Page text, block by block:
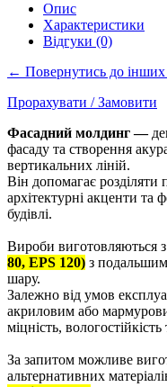
Опис
Характеристики
Відгуки (0)
← Повернутись до інших
Прорахувати / Замовити
Фасадний молдинг —
фасаду та створення
вертикальних ліній.
Він допомагає
архітектурні акценти та
будівлі.
Вироби виготовляються
80, EPS 120) з
шару.
Залежно від умов
акриловим або
міцність,
За запитом можливе
альтернативних